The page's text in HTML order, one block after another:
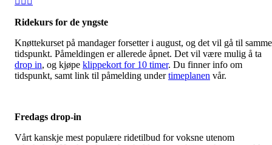
Ridekurs for de yngste
Knøttekurset på mandager forsetter i august, og det vil gå til samme
tidspunkt. Påmeldingen er allerede åpnet. Det vil være mulig å ta
drop in, og kjøpe klippekort for 10 timer. Du finner info om
tidspunkt, samt link til påmelding undertimeplanen vår.
Fredags drop-in
Vårt kanskje mest populære ridetilbud for voksne utenom